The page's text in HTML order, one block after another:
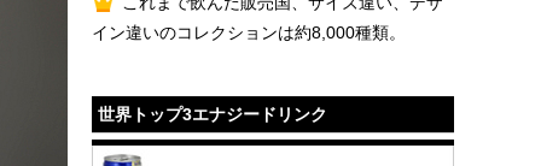
イン違いのコレクションは約8,000種類。
世界トップ3エナジードリンク